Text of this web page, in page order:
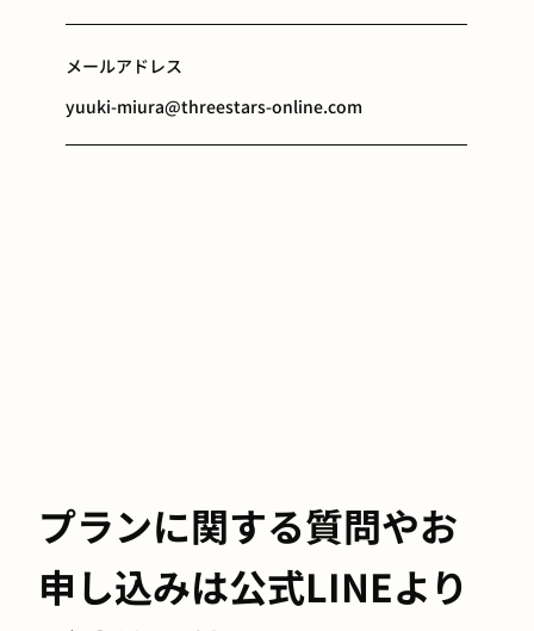
メールアドレス
yuuki-miura@threestars-online.com
プランに関する質問やお
申し込みは公式LINEより